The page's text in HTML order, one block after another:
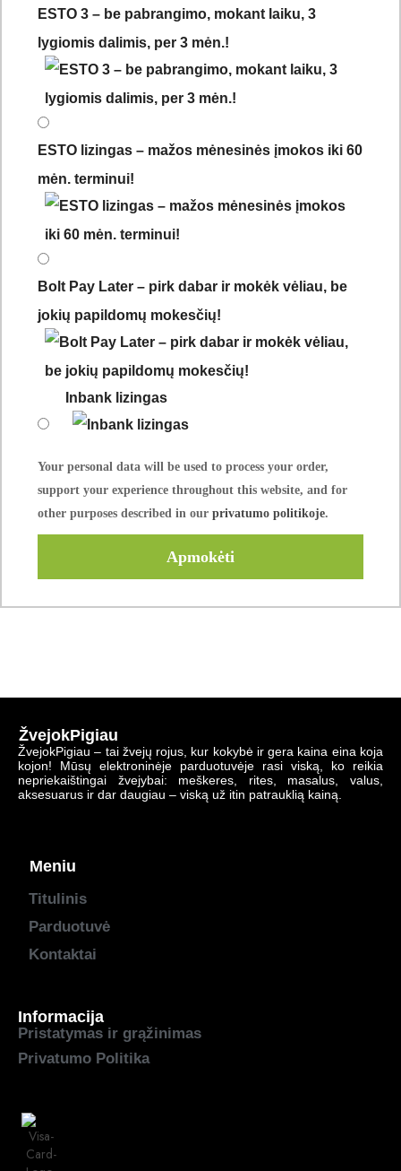
ESTO 3 – be pabrangimo, mokant laiku, 3
lygiomis dalimis, per 3 mėn.!
ESTO lizingas – mažos mėnesinės įmokos iki 60
mėn. terminui!
Bolt Pay Later – pirk dabar ir mokėk vėliau, be
jokių papildomų mokesčių!
Inbank lizingas
Your personal data will be used to process your order,
support your experience throughout this website, and for
other purposes described in our privatumo politikoje.
Apmokėti
ŽvejokPigiau
ŽvejokPigiau – tai žvejų rojus, kur kokybė ir gera kaina eina koja
kojon! Mūsų elektroninėje parduotuvėje rasi viską, ko reikia
nepriekaištingai žvejybai: meškeres, rites, masalus, valus,
aksesuarus ir dar daugiau – viską už itin patrauklią kainą.
Meniu
Titulinis
Parduotuvė
Kontaktai
Informacija
Pristatymas ir grąžinimas
Privatumo Politika